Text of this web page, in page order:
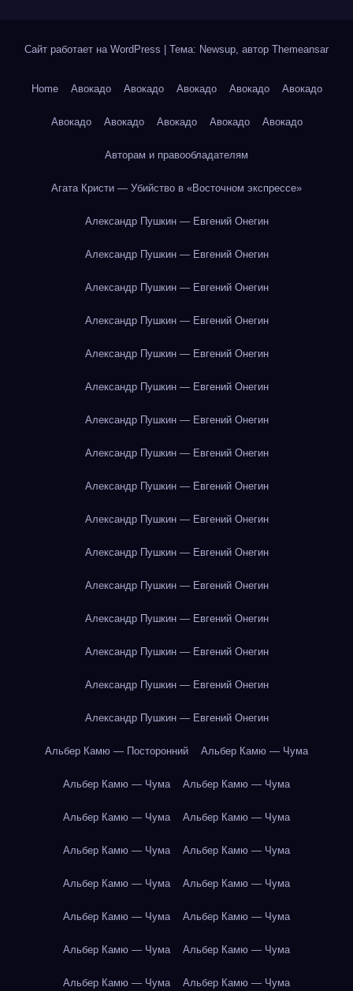
Сайт работает на WordPress Тема: Newsup, автор Themeansar
Home Авокадо Авокадо Авокадо Авокадо Авокадо
Авокадо Авокадо Авокадо Авокадо Авокадо
Авторам и правообладателям
Агата Кристи — Убийство в «Восточном экспрессе»
Александр Пушкин — Евгений Онегин
Александр Пушкин — Евгений Онегин
Александр Пушкин — Евгений Онегин
Александр Пушкин — Евгений Онегин
Александр Пушкин — Евгений Онегин
Александр Пушкин — Евгений Онегин
Александр Пушкин — Евгений Онегин
Александр Пушкин — Евгений Онегин
Александр Пушкин — Евгений Онегин
Александр Пушкин — Евгений Онегин
Александр Пушкин — Евгений Онегин
Александр Пушкин — Евгений Онегин
Александр Пушкин — Евгений Онегин
Александр Пушкин — Евгений Онегин
Александр Пушкин — Евгений Онегин
Александр Пушкин — Евгений Онегин
Альбер Камю — Посторонний Альбер Камю — Чума
Альбер Камю — Чума Альбер Камю — Чума
Альбер Камю — Чума Альбер Камю — Чума
Альбер Камю — Чума Альбер Камю — Чума
Альбер Камю — Чума Альбер Камю — Чума
Альбер Камю — Чума Альбер Камю — Чума
Альбер Камю — Чума Альбер Камю — Чума
Альбер Камю — Чума Альбер Камю — Чума